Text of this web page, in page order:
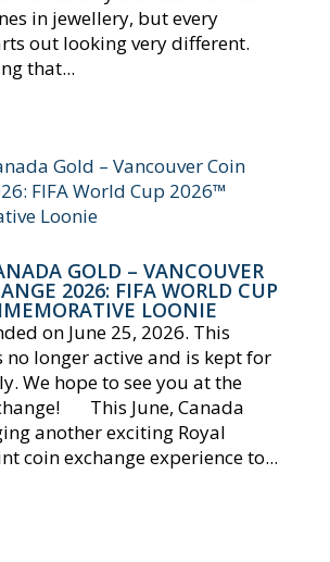
in jewellery, but every
out looking very different.
that...
GOLD – VANCOUVER
2026: FIFA WORLD CUP
LOONIE
on June 25, 2026. This
longer active and is kept for
We hope to see you at the
This June, Canada
another exciting Royal
coin exchange experience to...